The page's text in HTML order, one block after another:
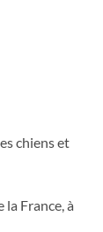
chiens et
la France, à